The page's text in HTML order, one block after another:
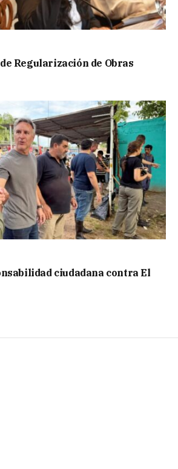
Regularización de Obras
ciudadana contra El